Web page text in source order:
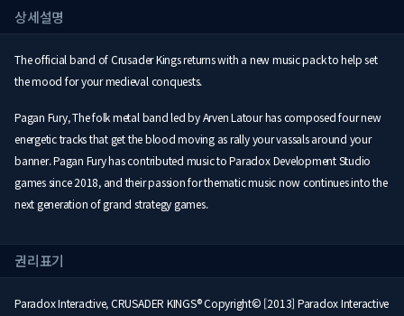
상세설명
The official band of Crusader Kings returns with a new music pack to help set
the mood for your medieval conquests.
Pagan Fury, The folk metal band led by Arven Latour has composed four new
energetic tracks that get the blood moving as rally your vassals around your
banner. Pagan Fury has contributed music to Paradox Development Studio
games since 2018, and their passion for thematic music now continues into the
next generation of grand strategy games.
권리표기
Paradox Interactive, CRUSADER KINGS® Copyright© [2013] Paradox Interactive